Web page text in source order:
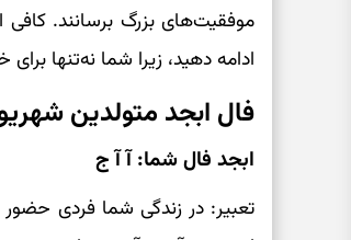
موفقیت‌های بزرگ برسانند.
ادامه دهید، زیرا شما نه‌تنها
فال ابجد متولدین
ابجد فال شما: آ آ ج
تعبیر: در زندگی شما فردی